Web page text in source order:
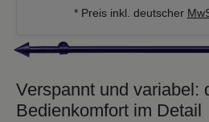
* Preis inkl. deutscher
Verspannt und variabel:
Bedienkomfort im Detail